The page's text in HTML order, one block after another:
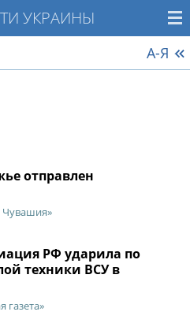
УКРАИНЫ
А-Я
отправлен
Чувашия»
РФ ударила по
техники ВСУ в
газета»